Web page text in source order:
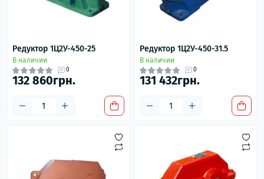
Редуктор 1Ц2У-450-25
В наличии
0
132 860грн.
Редуктор 1Ц2У-450-31.5
В наличии
0
131 432грн.